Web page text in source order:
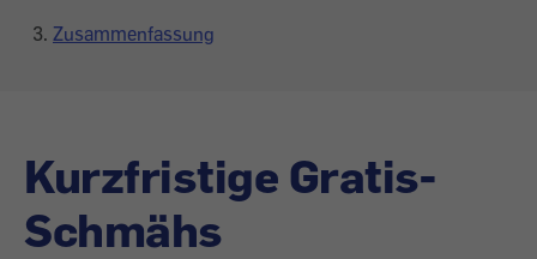
Zusammenfassung
Kurzfristige Gratis-
Schmähs